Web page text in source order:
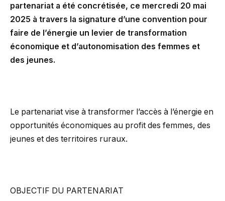
partenariat a été concrétisée, ce mercredi 20 mai
2025 à travers la signature d’une convention pour
faire de l’énergie un levier de transformation
économique et d’autonomisation des femmes et
des jeunes.
Le partenariat vise à transformer l’accès à l’énergie en
opportunités économiques au profit des femmes, des
jeunes et des territoires ruraux.
OBJECTIF DU PARTENARIAT